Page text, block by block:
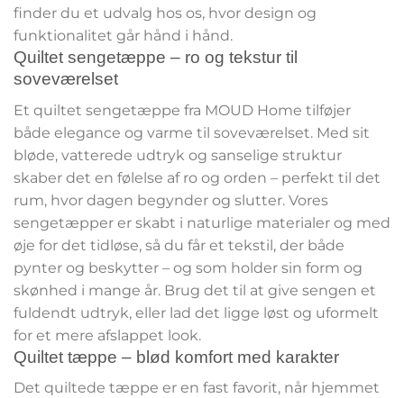
finder du et udvalg hos os, hvor design og
funktionalitet går hånd i hånd.
Quiltet sengetæppe – ro og tekstur til
soveværelset
Et quiltet sengetæppe fra MOUD Home tilføjer
både elegance og varme til soveværelset. Med sit
bløde, vatterede udtryk og sanselige struktur
skaber det en følelse af ro og orden – perfekt til det
rum, hvor dagen begynder og slutter. Vores
sengetæpper er skabt i naturlige materialer og med
øje for det tidløse, så du får et tekstil, der både
pynter og beskytter – og som holder sin form og
skønhed i mange år. Brug det til at give sengen et
fuldendt udtryk, eller lad det ligge løst og uformelt
for et mere afslappet look.
Quiltet tæppe – blød komfort med karakter
Det quiltede tæppe er en fast favorit, når hjemmet